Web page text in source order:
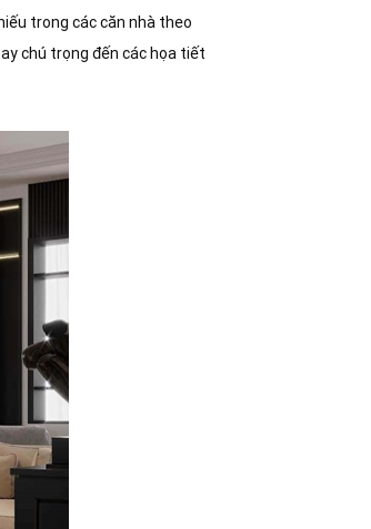
trong các căn nhà theo
chú trọng đến các họa tiết